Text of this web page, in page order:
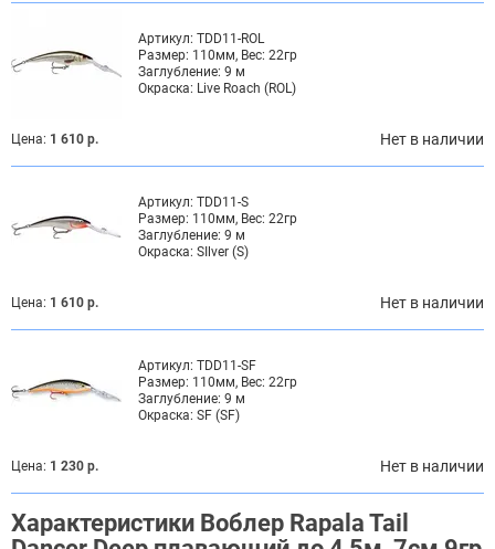
Артикул: TDD11-ROL
Размер: 110мм, Вес: 22гр
Заглубление: 9 м
Окраска: Live Roach (ROL)
Цена: 1 610 р. Нет в наличии
Артикул: TDD11-S
Размер: 110мм, Вес: 22гр
Заглубление: 9 м
Окраска: SIlver (S)
Цена: 1 610 р. Нет в наличии
Артикул: TDD11-SF
Размер: 110мм, Вес: 22гр
Заглубление: 9 м
Окраска: SF (SF)
Цена: 1 230 р. Нет в наличии
Характеристики Воблер Rapala Tail